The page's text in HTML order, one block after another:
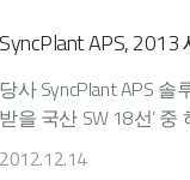
SyncPlant APS,
당사 SyncPlant APS
받을 국산 SW 18선’
2012.12.14